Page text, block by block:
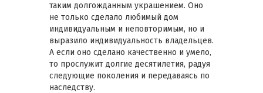
таким долгожданным украшением. Оно
не только сделало любимый дом
индивидуальным и неповторимым, но и
выразило индивидуальность владельцев.
А если оно сделано качественно и умело,
то прослужит долгие десятилетия, радуя
следующие поколения и передаваясь по
наследству.